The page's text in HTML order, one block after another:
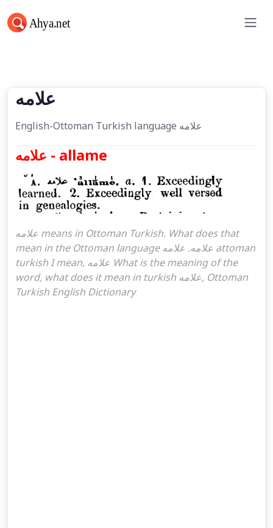
علامه
علامه
English-Ottoman Turkish language علامه
علامه - allame
علامه means in Ottoman Turkish. What does that
mean in the Ottoman language علامه. علامه attoman
turkish I mean, علامه What is the meaning of the
word, what does it mean in turkish علامه, Ottoman
Turkish English Dictionary